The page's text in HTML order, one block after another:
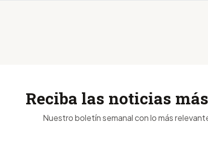
Reciba las noticias
Nuestro boletín semanal con lo más